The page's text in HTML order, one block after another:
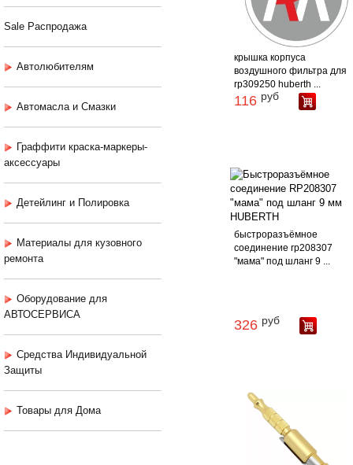
Sale Распродажа
Автолюбителям
Автомасла и Смазки
Граффити краска-маркеры-
аксессуары
Детейлинг и Полировка
Материалы для кузовного
ремонта
Оборудование для
АВТОСЕРВИСА
Средства Индивидуальной
Защиты
Товары для Дома
крышка корпуса
воздушного фильтра для
rp309250 huberth ...
116 руб
быстроразъёмное
соединение rp208307
"мама" под шланг 9 ...
326 руб